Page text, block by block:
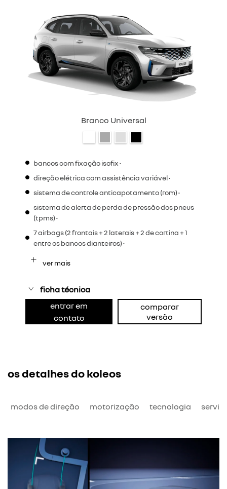
Branco Universal
bancos com fixação isofix •
direção elétrica com assistência variável •
sistema de controle anticapotamento (rom) •
sistema de alerta de perda de pressão dos pneus
(tpms) •
7 airbags (2 frontais + 2 laterais + 2 de cortina + 1
entre os bancos dianteiros) •
ver mais
ficha técnica
entrar em
contato
comparar
versão
os detalhes do koleos
modos de direção motorização tecnologia